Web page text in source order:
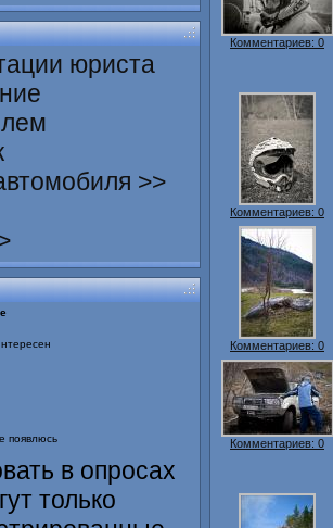
юриста
>>
появлюсь
в опросах
только
Комментариев: 0
Комментариев: 0
Комментариев: 0
Комментариев: 0